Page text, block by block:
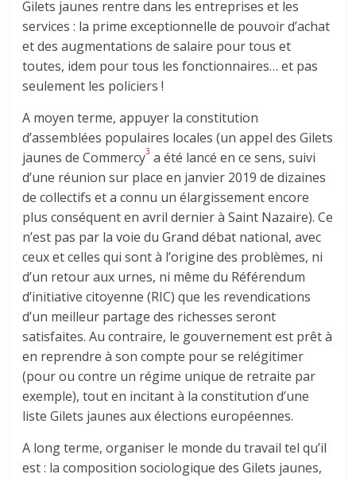
Gilets jaunes rentre dans les entreprises et les
services : la prime exceptionnelle de pouvoir d’achat
et des augmentations de salaire pour tous et
toutes, idem pour tous les fonctionnaires… et pas
seulement les policiers !
A moyen terme, appuyer la constitution
d’assemblées populaires locales (un appel des Gilets
jaunes de Commercy3 a été lancé en ce sens, suivi
d’une réunion sur place en janvier 2019 de dizaines
de collectifs et a connu un élargissement encore
plus conséquent en avril dernier à Saint Nazaire). Ce
n’est pas par la voie du Grand débat national, avec
ceux et celles qui sont à l’origine des problèmes, ni
d’un retour aux urnes, ni même du Référendum
d’initiative citoyenne (RIC) que les revendications
d’un meilleur partage des richesses seront
satisfaites. Au contraire, le gouvernement est prêt à
en reprendre à son compte pour se relégitimer
(pour ou contre un régime unique de retraite par
exemple), tout en incitant à la constitution d’une
liste Gilets jaunes aux élections européennes.
A long terme, organiser le monde du travail tel qu’il
est : la composition sociologique des Gilets jaunes,